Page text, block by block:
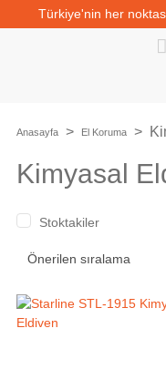
Türkiye'nin her
Anasayfa El Koruma
Kimyasal
Stoktakiler